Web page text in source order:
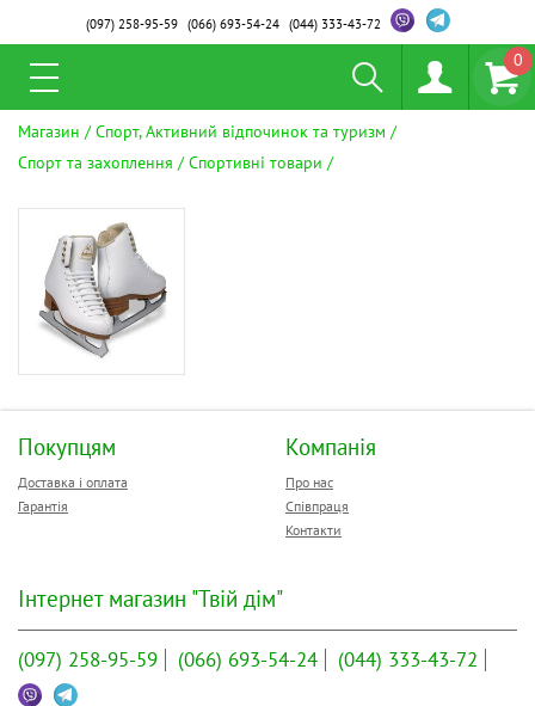
(097)258-95-59 (066)693-54-24 (044)333-43-72
0
Магазин
Спорт, Активний відпочинок та туризм
Спорт та захоплення
Спортивні товари
Покупцям
Доставка і оплата
Гарантія
Компанія
Про нас
Співпраця
Контакти
Інтернет магазин "Твій дім"
(097) 258-95-59 (066) 693-54-24 (044) 333-43-72